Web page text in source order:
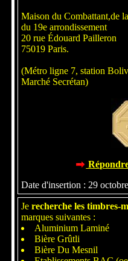
Maison du Combattant,de
du 19e arrondissement
20 rue Édouard Pailleron
75019 Paris.
(Métro ligne 7, station
Marché Secrétan)
Date d'insertion : 29
Je recherche les timbres-
marques suivantes :
Aluminium Laminé
Bière Grûtli
Bière Du Mesnil